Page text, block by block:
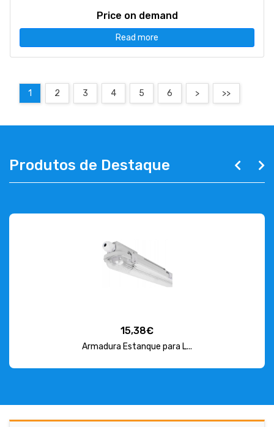
Price on demand
Read more
1 2 3 4 5 6 > >>
Produtos de Destaque
15,38€
Armadura Estanque para L...